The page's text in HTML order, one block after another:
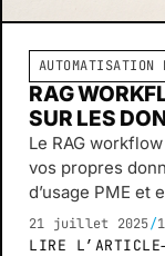
AUTOMATISATION
RAG
SUR LES
Le RAG
vos propres
d’usage PME et
21 juillet 2025/
LIRE L’ARTICLE